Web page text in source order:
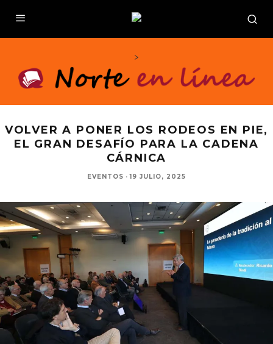
>
VOLVER A PONER LOS RODEOS EN PIE,
EL GRAN DESAFÍO PARA LA CADENA
CÁRNICA
EVENTOS · 19 JULIO, 2025